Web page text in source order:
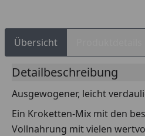
Übersicht
Detailbeschreibung
Ausgewogener, leicht
Ein Kroketten-Mix mit den
Vollnahrung mit vielen